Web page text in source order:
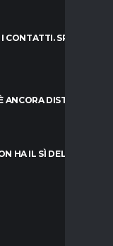
CONTATTI. SPUNTA
ANCORA DISTANZA
HA IL SÌ DEL PARMA